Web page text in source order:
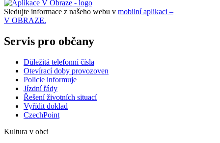
Sledujte informace z našeho webu v mobilní aplikaci –
V OBRAZE.
Servis pro občany
Důležitá telefonní čísla
Otevírací doby provozoven
Policie informuje
Jízdní řády
Řešení životních situací
Vyřídit doklad
CzechPoint
Kultura v obci